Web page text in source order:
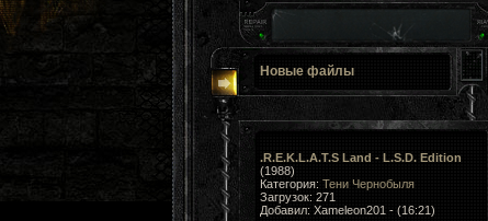
Новые файлы
.R.E.K.L.A.T.S Land - L.S.D. Edition
(1988)
Категория: Тени Чернобыля
Загрузок: 271
Добавил: Xameleon201 - (16:21)